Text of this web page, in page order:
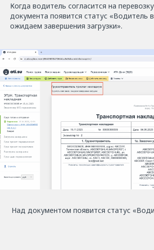
Когда водитель согласится на
документа появится статус «Водитель
ожидаем завершения загрузки».
Над документом появится статус